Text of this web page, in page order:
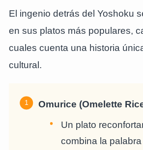
El ingenio detrás del Yoshoku
en sus platos más populares,
cuales cuenta una historia
cultural.
Omurice (Omelette
Un plato
combina la